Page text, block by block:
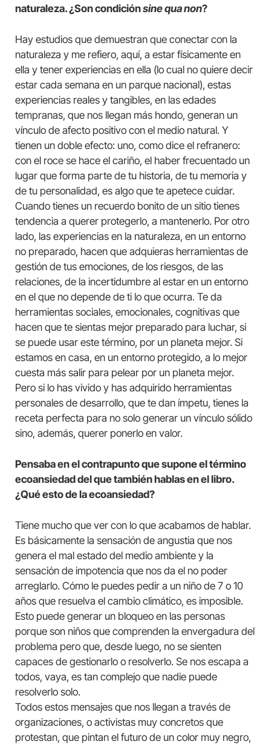
naturaleza. ¿Son condiciónsine qua non?
Hay estudios que demuestran que conectar con la
naturaleza y me refiero, aquí, a estar físicamente en
ella y tener experiencias en ella (lo cual no quiere decir
estar cada semana en un parque nacional), estas
experiencias reales y tangibles, en las edades
tempranas, que nos llegan más hondo, generan un
vínculo de afecto positivo con el medio natural. Y
tienen un doble efecto: uno, como dice el refranero:
con el roce se hace el cariño, el haber frecuentado un
lugar que forma parte de tu historia, de tu memoria y
de tu personalidad, es algo que te apetece cuidar.
Cuando tienes un recuerdo bonito de un sitio tienes
tendencia a querer protegerlo, a mantenerlo. Por otro
lado, las experiencias en la naturaleza, en un entorno
no preparado, hacen que adquieras herramientas de
gestión de tus emociones, de los riesgos, de las
relaciones, de la incertidumbre al estar en un entorno
en el que no depende de ti lo que ocurra. Te da
herramientas sociales, emocionales, cognitivas que
hacen que te sientas mejor preparado para luchar, si
se puede usar este término, por un planeta mejor. Si
estamos en casa, en un entorno protegido, a lo mejor
cuesta más salir para pelear por un planeta mejor.
Pero si lo has vivido y has adquirido herramientas
personales de desarrollo, que te dan ímpetu, tienes la
receta perfecta para no solo generar un vínculo sólido
sino, además, querer ponerlo en valor.
Pensaba en el contrapunto que supone el término
ecoansiedad del que también hablas en el libro.
¿Qué esto de la ecoansiedad?
Tiene mucho que ver con lo que acabamos de hablar.
Es básicamente la sensación de angustia que nos
genera el mal estado del medio ambiente y la
sensación de impotencia que nos da el no poder
arreglarlo. Cómo le puedes pedir a un niño de 7 o 10
años que resuelva el cambio climático, es imposible.
Esto puede generar un bloqueo en las personas
porque son niños que comprenden la envergadura del
problema pero que, desde luego, no se sienten
capaces de gestionarlo o resolverlo. Se nos escapa a
todos, vaya, es tan complejo que nadie puede
resolverlo solo.
Todos estos mensajes que nos llegan a través de
organizaciones, o activistas muy concretos que
protestan, que pintan el futuro de un color muy negro,